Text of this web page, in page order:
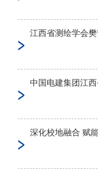
江西省测绘学会
中国电建集团江
深化校地融合 赋